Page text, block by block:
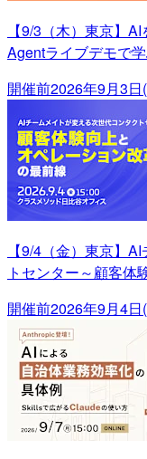
【9/3（木）東京】
Agentライブデモで
開催前2026年9月3日
【9/4（金）東京】
トセンター～顧客体
開催前2026年9月4日